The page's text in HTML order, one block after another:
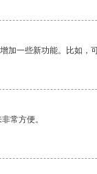
加一些新功能。比如，
常方便。